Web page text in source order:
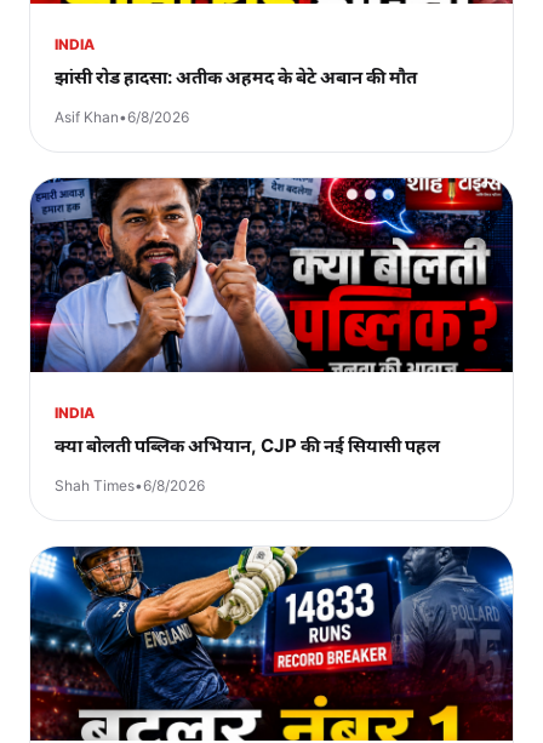
INDIA
झांसी रोड हादसा: अतीक अहमद के बेटे अबान की मौत
Asif Khan•6/8/2026
INDIA
क्या बोलती पब्लिक अभियान, CJP की नई सियासी पहल
Shah Times•6/8/2026